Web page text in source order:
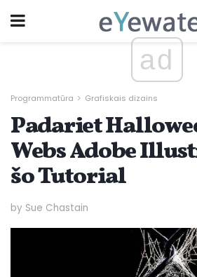
ad
Programmatūra Grafiskais dizains
Padariet
Webs Adobe
šo Tutorial
by Sue Chastain